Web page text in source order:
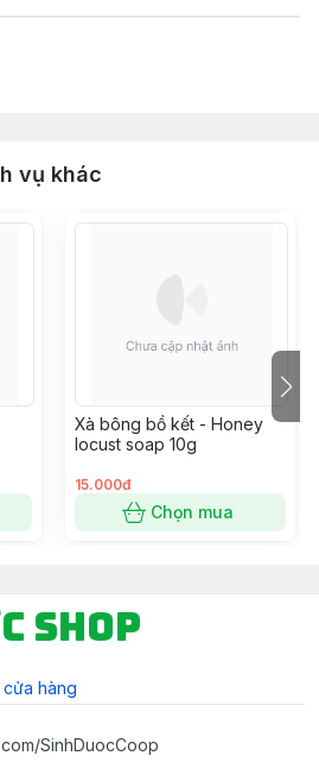
vụ khác
Xà bông bồ kết - Honey
locust soap 10g
15.000đ
Chọn mua
Shop
cửa hàng
SinhDuocCoop